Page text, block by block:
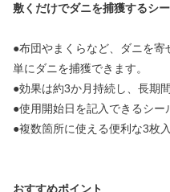
敷くだけでダニを捕獲するシ
●布団やまくらなど、ダニを
単にダニを捕獲できます。
●効果は約3か月持続し、長期
●使用開始日を記入できるシー
●複数箇所に使える便利な3枚入
おすすめポイント